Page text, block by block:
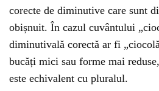
corecte de diminutive care sunt
obișnuit. În cazul cuvântului
diminutivală corectă ar fi
bucăți mici sau forme mai
este echivalent cu pluralul.